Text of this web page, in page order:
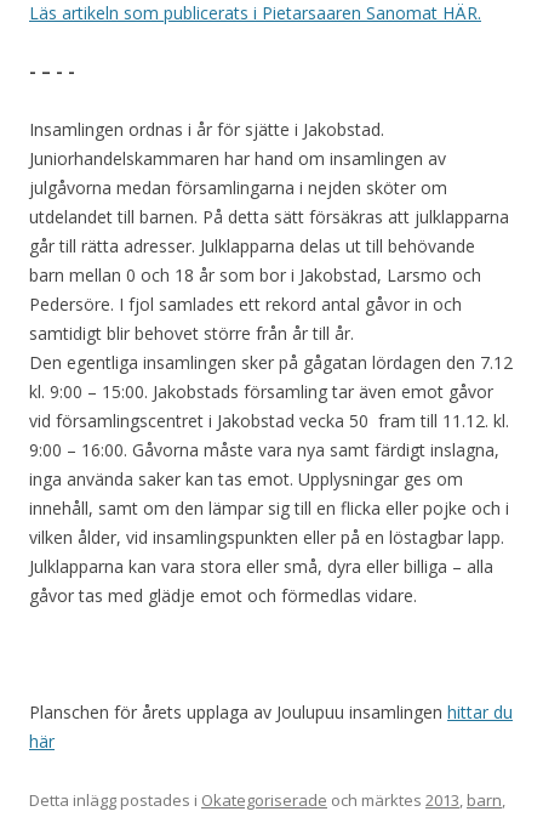
Läs artikeln som publicerats i Pietarsaaren Sanomat HÄR.
- – - -
Insamlingen ordnas i år för sjätte i Jakobstad.
Juniorhandelskammaren har hand om insamlingen av
julgåvorna medan församlingarna i nejden sköter om
utdelandet till barnen. På detta sätt försäkras att julklapparna
går till rätta adresser. Julklapparna delas ut till behövande
barn mellan 0 och 18 år som bor i Jakobstad, Larsmo och
Pedersöre. I fjol samlades ett rekord antal gåvor in och
samtidigt blir behovet större från år till år.
Den egentliga insamlingen sker på gågatan lördagen den 7.12
kl. 9:00 – 15:00. Jakobstads församling tar även emot gåvor
vid församlingscentret i Jakobstad vecka 50 fram till 11.12. kl.
9:00 – 16:00. Gåvorna måste vara nya samt färdigt inslagna,
inga använda saker kan tas emot. Upplysningar ges om
innehåll, samt om den lämpar sig till en flicka eller pojke och i
vilken ålder, vid insamlingspunkten eller på en löstagbar lapp.
Julklapparna kan vara stora eller små, dyra eller billiga – alla
gåvor tas med glädje emot och förmedlas vidare.
Planschen för årets upplaga av Joulupuu insamlingen hittar du
här
Detta inlägg postades i Okategoriserade och märktes 2013, barn,